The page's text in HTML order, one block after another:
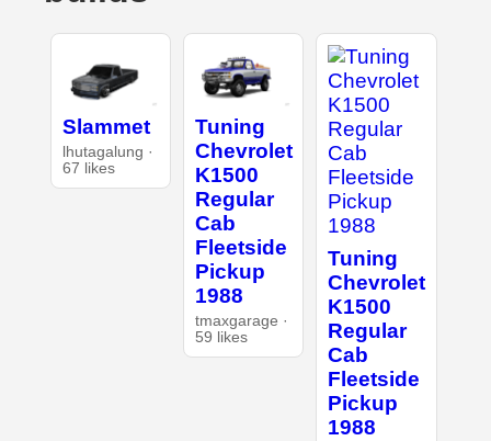
Slammet
lhutagalung ·
67 likes
Tuning
Chevrolet
K1500
Regular
Cab
Fleetside
Pickup
1988
tmaxgarage ·
59 likes
Tuning
Chevrolet
K1500
Regular
Cab
Fleetside
Pickup
1988